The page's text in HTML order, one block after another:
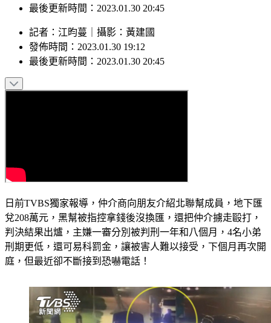
最後更新時間：2023.01.30 20:45
記者 ： 江昀蔓 攝影 ： 黃建國
發佈時間： 2023.01.30 19:12
最後更新時間： 2023.01.30 20:45
日前TVBS獨家報導，仲介商向朋友介紹北聯幫成員，地下匯
兌208萬元，黑幫被指控拿錢後沒換匯，還把仲介擄走毆打，
判決結果出爐，主嫌一審分別被判刑一年和八個月，4名小弟
刑期更低，還可易科罰金，讓被害人難以接受，下個月再次開
庭，但最近卻不斷接到恐嚇電話！